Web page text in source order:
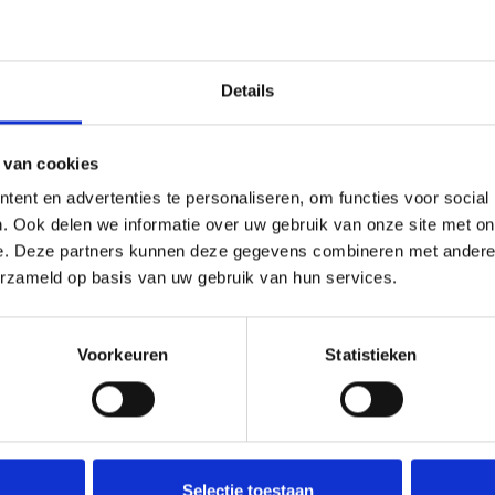
Details
cookies
en advertenties te personaliseren, om functies voor
Ook delen we informatie over uw gebruik van onze site met
Deze partners kunnen deze gegevens combineren met
op basis van uw gebruik van hun services.
Voorkeuren Statistieken
Selectie toestaan